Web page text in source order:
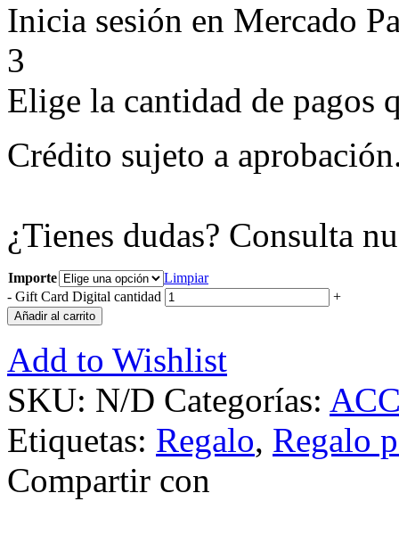
Inicia sesión en Mercado
3
Elige la cantidad de pagos
Crédito sujeto a
¿Tienes dudas? Consulta
Importe
Limpiar
- Gift Card Digital cantidad +
Añadir al carrito
Add to Wishlist
SKU: N/D Categorías:
Etiquetas: Regalo, Regalo
Compartir con